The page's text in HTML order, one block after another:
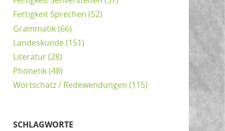
Fertigkeit Sprechen (52)
Grammatik(66)
Landeskunde(151)
Literatur(28)
Phonetik(48)
Wortschatz / Redewendungen (115)
SCHLAGWORTE